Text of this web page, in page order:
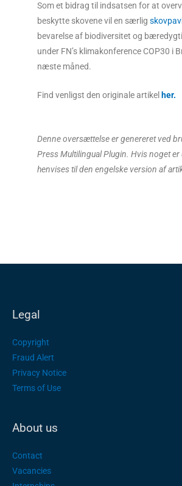
Som et bidrag til indsatsen for at
beskytte skovene vil en særlig
bevarelse af biodiversitet og
under FN’s klimakonference COP30 i
næste måned.
Find venligst den originale artikel her.
Denne oversættelse er genereret ved
Press Multilingual Plugin. Hvis noget er
henvises til den engelske version af
Legal
Copyright
Fraud Alert
Privacy Notice
Terms of Use
About us
Contact
Vacancies